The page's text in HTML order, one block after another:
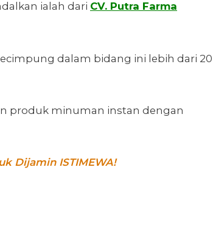
ialah dari CV. Putra Farma
dalam bidang ini lebih dari 20
produk minuman instan dengan
Dijamin ISTIMEWA!